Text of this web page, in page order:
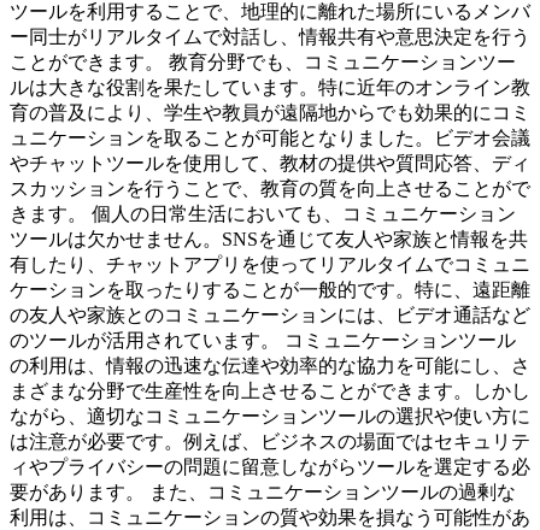
ツールを利用することで、地理的に離れた場所にいるメンバ
ー同士がリアルタイムで対話し、情報共有や意思決定を行う
ことができます。 教育分野でも、コミュニケーションツー
ルは大きな役割を果たしています。特に近年のオンライン教
育の普及により、学生や教員が遠隔地からでも効果的にコミ
ュニケーションを取ることが可能となりました。ビデオ会議
やチャットツールを使用して、教材の提供や質問応答、ディ
スカッションを行うことで、教育の質を向上させることがで
きます。 個人の日常生活においても、コミュニケーション
ツールは欠かせません。SNSを通じて友人や家族と情報を共
有したり、チャットアプリを使ってリアルタイムでコミュニ
ケーションを取ったりすることが一般的です。特に、遠距離
の友人や家族とのコミュニケーションには、ビデオ通話など
のツールが活用されています。 コミュニケーションツール
の利用は、情報の迅速な伝達や効率的な協力を可能にし、さ
まざまな分野で生産性を向上させることができます。しかし
ながら、適切なコミュニケーションツールの選択や使い方に
は注意が必要です。例えば、ビジネスの場面ではセキュリテ
ィやプライバシーの問題に留意しながらツールを選定する必
要があります。 また、コミュニケーションツールの過剰な
利用は、コミュニケーションの質や効果を損なう可能性があ